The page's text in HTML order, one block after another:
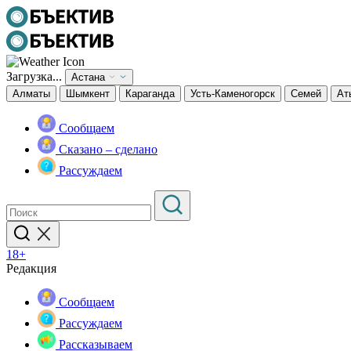
Загрузка...
Астана
Алматы
Шымкент Караганда Усть-Каменогорск Семей
Сообщаем
Сказано – сделано
Рассуждаем
18+
Редакция
Сообщаем
Рассуждаем
Рассказываем